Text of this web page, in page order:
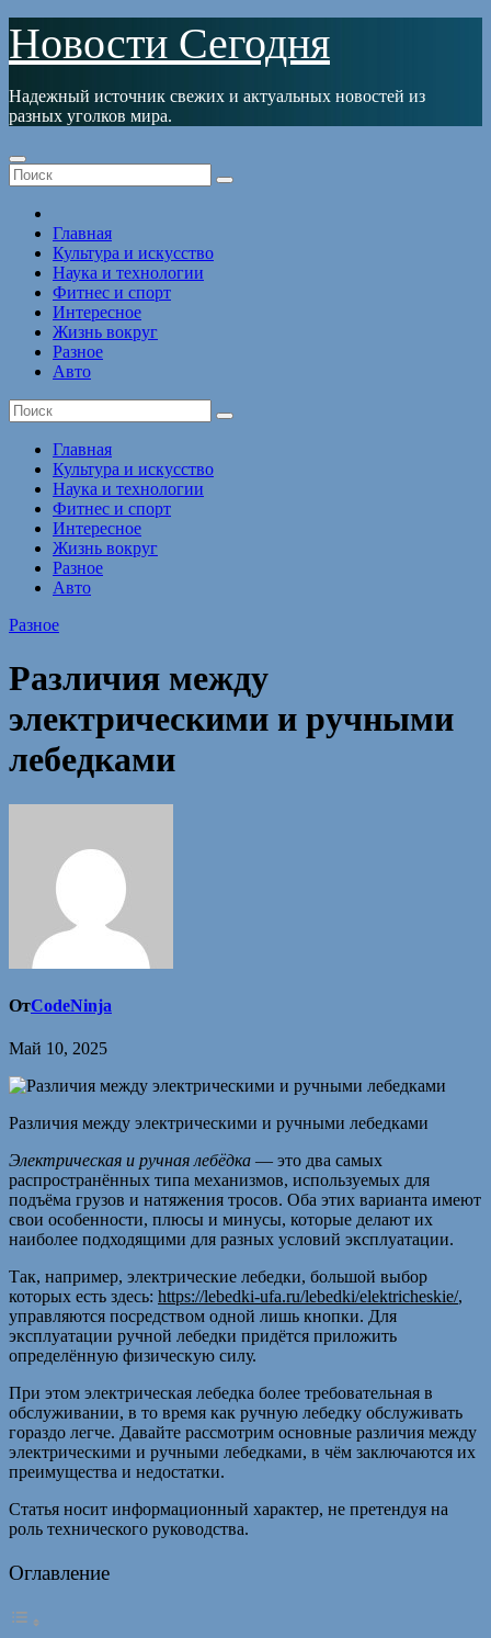
Перейти
содержимому
Новости Сегодня
Надежный источник свежих и актуальных новостей из
разных уголков мира.
Главная
Культура и искусство
Наука и технологии
Фитнес и спорт
Интересное
Жизнь вокруг
Разное
Авто
Главная
Культура и искусство
Наука и технологии
Фитнес и спорт
Интересное
Жизнь вокруг
Разное
Авто
Разное
Различия между
электрическими и ручными
лебедками
ОтCodeNinja
Май 10, 2025
Различия между электрическими и ручными лебедками
Электрическая и ручная лебёдка — это два самых
распространённых типа механизмов, используемых для
подъёма грузов и натяжения тросов. Оба этих варианта имеют
свои особенности, плюсы и минусы, которые делают их
наиболее подходящими для разных условий эксплуатации.
Так, например, электрические лебедки, большой выбор
которых есть здесь: https://lebedki-ufa.ru/lebedki/elektricheskie/,
управляются посредством одной лишь кнопки. Для
эксплуатации ручной лебедки придётся приложить
определённую физическую силу.
При этом электрическая лебедка более требовательная в
обслуживании, в то время как ручную лебедку обслуживать
гораздо легче. Давайте рассмотрим основные различия между
электрическими и ручными лебедками, в чём заключаются их
преимущества и недостатки.
Статья носит информационный характер, не претендуя на
роль технического руководства.
Оглавление